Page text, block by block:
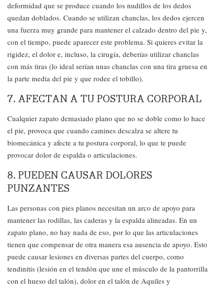
deformidad que se produce cuando los nudillos de los dedos
quedan doblados. Cuando se utilizan chanclas, los dedos ejercen
una fuerza muy grande para mantener el calzado dentro del pie y,
con el tiempo, puede aparecer este problema. Si quieres evitar la
rigidez, el dolor e, incluso, la cirugía, deberías utilizar chanclas
con más tiras (lo ideal serían unas chanclas con una tira gruesa en
la parte media del pie y que rodee el tobillo).
7. AFECTAN A TU POSTURA CORPORAL
Cualquier zapato demasiado plano que no se doble como lo hace
el pie, provoca que cuando camines descalza se altere tu
biomecánica y afecte a tu postura corporal, lo que te puede
provocar dolor de espalda o articulaciones.
8. PUEDEN CAUSAR DOLORES
PUNZANTES
Las personas con pies planos necesitan un arco de apoyo para
mantener las rodillas, las caderas y la espalda alineadas. En un
zapato plano, no hay nada de eso, por lo que las articulaciones
tienen que compensar de otra manera esa ausencia de apoyo. Esto
puede causar lesiones en diversas partes del cuerpo, como
tendinitis (lesión en el tendón que une el músculo de la pantorrilla
con el hueso del talón), dolor en el talón de Aquiles y